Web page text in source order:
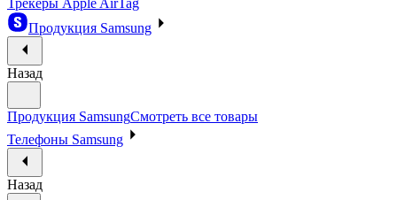
Трекеры Apple AirTag
Продукция Samsung
Назад
Продукция SamsungСмотреть все товары
Телефоны Samsung
Назад